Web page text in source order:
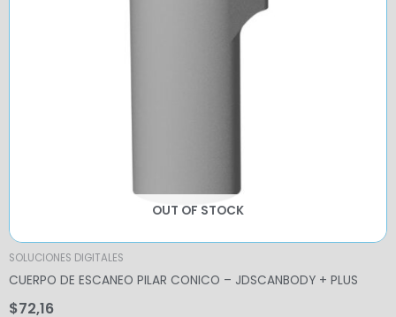
OUT OF STOCK
SOLUCIONES DIGITALES
CUERPO DE ESCANEO PILAR CONICO – JDSCANBODY + PLUS
$72,16